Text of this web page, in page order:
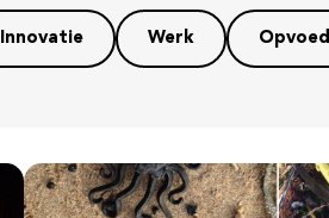
Innovatie Werk